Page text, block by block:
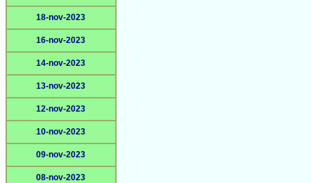
18-nov-2023
16-nov-2023
14-nov-2023
13-nov-2023
12-nov-2023
10-nov-2023
09-nov-2023
08-nov-2023